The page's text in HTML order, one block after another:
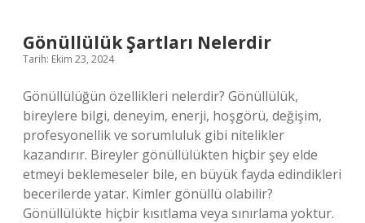
Gönüllülük Şartları Nelerdir
Tarih: Ekim 23, 2024
Gönüllülüğün özellikleri nelerdir? Gönüllülük,
bireylere bilgi, deneyim, enerji, hoşgörü, değişim,
profesyonellik ve sorumluluk gibi nitelikler
kazandırır. Bireyler gönüllülükten hiçbir şey elde
etmeyi beklemeseler bile, en büyük fayda edindikleri
becerilerde yatar. Kimler gönüllü olabilir?
Gönüllülükte hiçbir kısıtlama veya sınırlama yoktur.